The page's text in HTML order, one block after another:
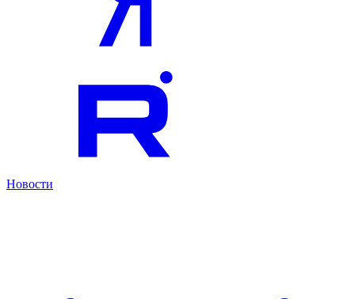
Новости